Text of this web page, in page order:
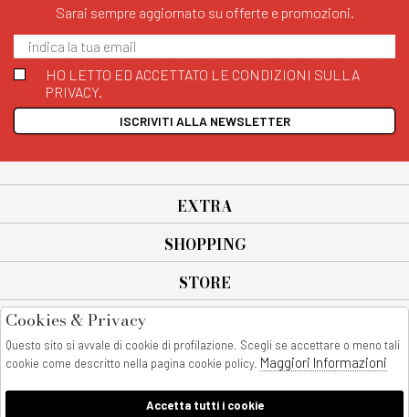
Sarai sempre aggiornato su offerte e promozioni.
HO LETTO ED ACCETTATO LE CONDIZIONI SULLA
PRIVACY.
ISCRIVITI ALLA NEWSLETTER
EXTRA
SHOPPING
STORE
All rights reserved - © Copyright 2026
AnyAnyluxury srl - Sede Legale: Corso Vittorio Emanuele 90/A - 80053
castellammare di stabia - Italia
Cookies & Privacy
Questo sito si avvale di cookie di profilazione. Scegli se accettare o meno tali
cookie come descritto nella pagina cookie policy. Maggiori Informazioni
Accetta tutti i cookie